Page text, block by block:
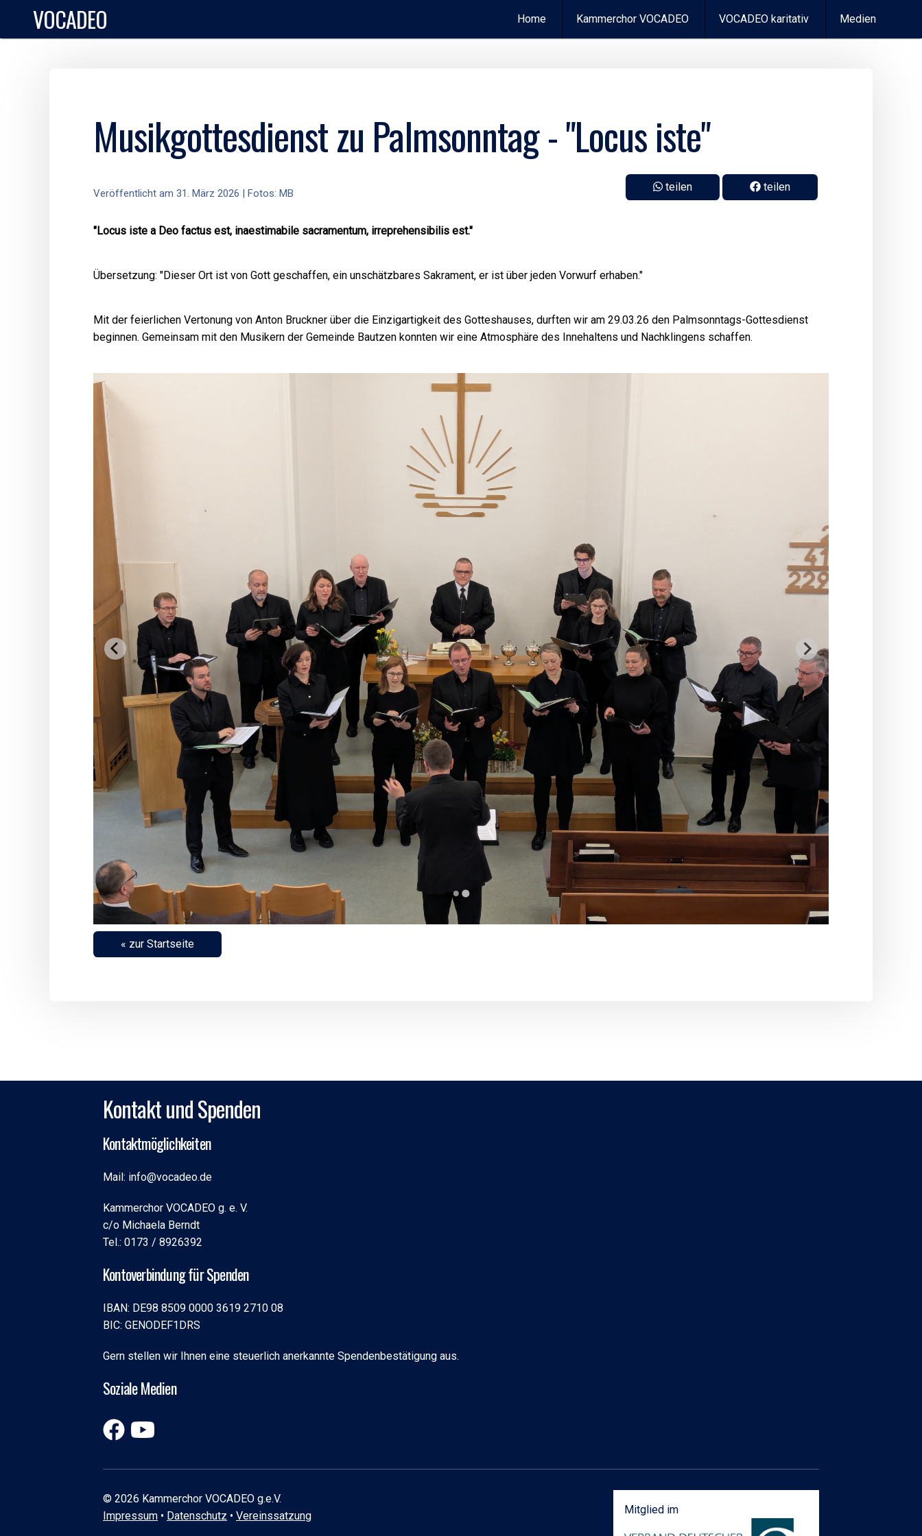
VOCADEO Home Kammerchor VOCADEO VOCADEO karitativ Medien
Musikgottesdienst zu Palmsonntag - "Locus iste"
Veröffentlicht am 31. März 2026 | Fotos: MB teilen
teilen
"Locus iste a Deo factus est, inaestimabile sacramentum, irreprehensibilis est."
Übersetzung: "Dieser Ort ist von Gott geschaffen, ein unschätzbares Sakrament, er ist über jeden Vorwurf erhaben."
Mit der feierlichen Vertonung von Anton Bruckner über die Einzigartigkeit des Gotteshauses, durften wir am 29.03.26 den Palmsonntags-Gottesdienst
beginnen. Gemeinsam mit den Musikern der Gemeinde Bautzen konnten wir eine Atmosphäre des Innehaltens und Nachklingens schaffen.
« zur Startseite
Kontakt und Spenden
Kontaktmöglichkeiten
Mail: info@vocadeo.de
Kammerchor VOCADEO g. e. V.
c/o Michaela Berndt
Tel.: 0173 / 8926392
Kontoverbindung für Spenden
IBAN: DE98 8509 0000 3619 2710 08
BIC: GENODEF1DRS
Gern stellen wir Ihnen eine steuerlich anerkannte Spendenbestätigung aus.
Soziale Medien
© 2026 Kammerchor VOCADEO g.e.V.
Impressum • Datenschutz • Vereinssatzung Mitglied im